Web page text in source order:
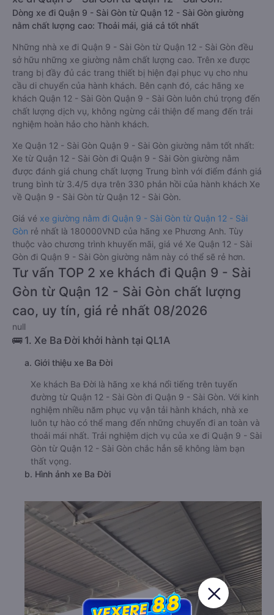
Dòng xe đi Quận 9 - Sài Gòn từ Quận 12 - Sài Gòn giường
nằm chất lượng cao: Thoải mái, giá cả tốt nhất
Những nhà xe đi Quận 9 - Sài Gòn từ Quận 12 - Sài Gòn đều
sở hữu những xe giường nằm chất lượng cao. Trên xe được
trang bị đầy đủ các trang thiết bị hiện đại phục vụ cho nhu
cầu di chuyển của hành khách. Bên cạnh đó, các hãng xe
khách Quận 12 - Sài Gòn Quận 9 - Sài Gòn luôn chú trọng đến
chất lượng dịch vụ, không ngừng cải thiện để mang đến trải
nghiệm hoàn hảo cho hành khách.
Xe Quận 12 - Sài Gòn Quận 9 - Sài Gòn giường nằm tốt nhất:
Xe từ Quận 12 - Sài Gòn đi Quận 9 - Sài Gòn giường nằm
được đánh giá chung chất lượng Trung bình với điểm đánh giá
trung bình từ 3.4/5 dựa trên 330 phản hồi của hành khách Xe
về Quận 9 - Sài Gòn từ Quận 12 - Sài Gòn.
Giá vé xe giường nằm đi Quận 9 - Sài Gòn từ Quận 12 - Sài
Gòn rẻ nhất là 180000VND của hãng xe Phương Anh. Tùy
thuộc vào chương trình khuyến mãi, giá vé Xe Quận 12 - Sài
Gòn đi Quận 9 - Sài Gòn giường nằm này có thể sẽ rẻ hơn.
Tư vấn TOP 2 xe khách đi Quận 9 - Sài
Gòn từ Quận 12 - Sài Gòn chất lượng
cao, uy tín, giá rẻ nhất 08/2026
null
🚌 1. Xe Ba Đời khởi hành tại QL1A
a. Giới thiệu xe Ba Đời
Xe khách Ba Đời là hãng xe khá nổi tiếng trên tuyến
đường từ Quận 12 - Sài Gòn đi Quận 9 - Sài Gòn. Với kinh
nghiệm nhiều năm phục vụ vận tải hành khách, nhà xe
luôn tự hào có thể mang đến những chuyến đi an toàn và
thoải mái nhất. Trải nghiệm dịch vụ của xe đi Quận 9 - Sài
Gòn từ Quận 12 - Sài Gòn chắc hẳn sẽ không làm bạn
thất vọng.
b. Hình ảnh xe Ba Đời